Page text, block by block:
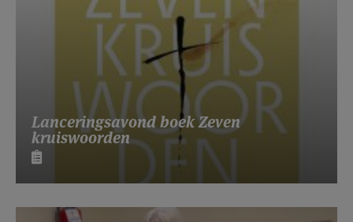
Lanceringsavond boek Zeven
kruiswoorden